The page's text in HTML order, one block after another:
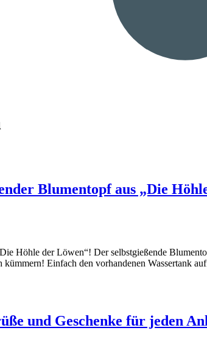
Blumentopf aus „Die
Höhle der Löwen“! Der selbstgießende
kümmern! Einfach den vorhandenen Wassertank
und Geschenke für jeden